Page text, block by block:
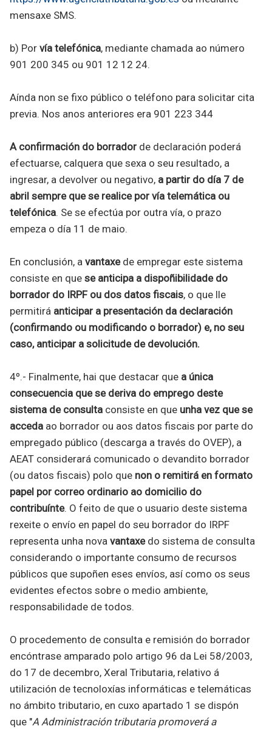
mensaxe SMS.
b) Por vía telefónica, mediante chamada ao número
901 200 345 ou 901 12 12 24.
Aínda non se fixo público o teléfono para solicitar cita
previa. Nos anos anteriores era 901 223 344
A confirmación do borrador de declaración poderá
efectuarse, calquera que sexa o seu resultado, a
ingresar, a devolver ou negativo, a partir do día 7 de
abril sempre que se realice por vía telemática ou
telefónica. Se se efectúa por outra vía, o prazo
empeza o día 11 de maio.
En conclusión, a vantaxede empregar este sistema
consiste en que se anticipa a dispoñibilidade do
borrador do IRPF ou dos datos fiscais, o que lle
permitirá anticipar a presentación da declaración
(confirmando ou modificando o borrador) e, no seu
caso, anticipar a solicitude de devolución.
4º.- Finalmente, hai que destacar que a única
consecuencia que se deriva do emprego deste
sistema de consulta consiste en que unha vez que se
acceda ao borrador ou aos datos fiscais por parte do
empregado público (descarga a través do OVEP), a
AEAT considerará comunicado o devandito borrador
(ou datos fiscais) polo que non o remitirá en formato
papel por correo ordinario ao domicilio do
contribuínte. O feito de que o usuario deste sistema
rexeite o envío en papel do seu borrador do IRPF
representa unha nova vantaxedo sistema de consulta
considerando o importante consumo de recursos
públicos que supoñen eses envíos, así como os seus
evidentes efectos sobre o medio ambiente,
responsabilidade de todos.
O procedemento de consulta e remisión do borrador
encóntrase amparado polo artigo 96 da Lei 58/2003,
do 17 de decembro, Xeral Tributaria, relativo á
utilización de tecnoloxías informáticas e telemáticas
no ámbito tributario, en cuxo apartado 1 se dispón
que "A Administración tributaria promoverá a